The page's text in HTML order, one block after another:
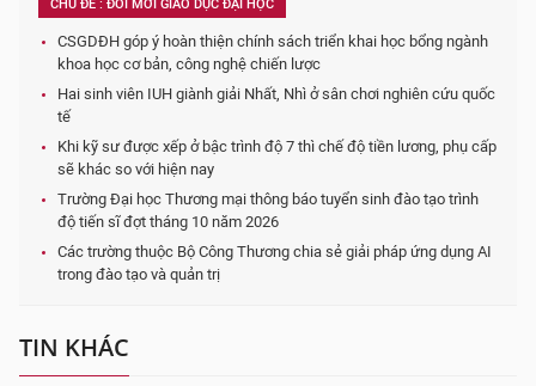
CHỦ ĐỀ : ĐỔI MỚI GIÁO DỤC ĐẠI HỌC
CSGDĐH góp ý hoàn thiện chính sách triển khai học bổng ngành
khoa học cơ bản, công nghệ chiến lược
Hai sinh viên IUH giành giải Nhất, Nhì ở sân chơi nghiên cứu quốc
tế
Khi kỹ sư được xếp ở bậc trình độ 7 thì chế độ tiền lương, phụ cấp
sẽ khác so với hiện nay
Trường Đại học Thương mại thông báo tuyển sinh đào tạo trình
độ tiến sĩ đợt tháng 10 năm 2026
Các trường thuộc Bộ Công Thương chia sẻ giải pháp ứng dụng AI
trong đào tạo và quản trị
TIN KHÁC